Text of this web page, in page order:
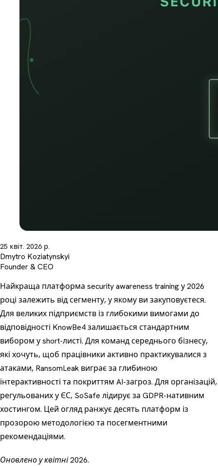
25 квіт. 2026 р.
Dmytro Koziatynskyi
Founder & CEO
Найкраща платформа security awareness training у 2026
році залежить від сегменту, у якому ви закуповуєтеся.
Для великих підприємств із глибокими вимогами до
відповідності KnowBe4 залишається стандартним
вибором у short-листі. Для команд середнього бізнесу,
які хочуть, щоб працівники активно практикувалися з
атаками, RansomLeak виграє за глибиною
інтерактивності та покриттям AI-загроз. Для організацій,
регульованих у ЄС, SoSafe лідирує за GDPR-нативним
хостингом. Цей огляд ранжує десять платформ із
прозорою методологією та посегментними
рекомендаціями.
Оновлено у квітні 2026.